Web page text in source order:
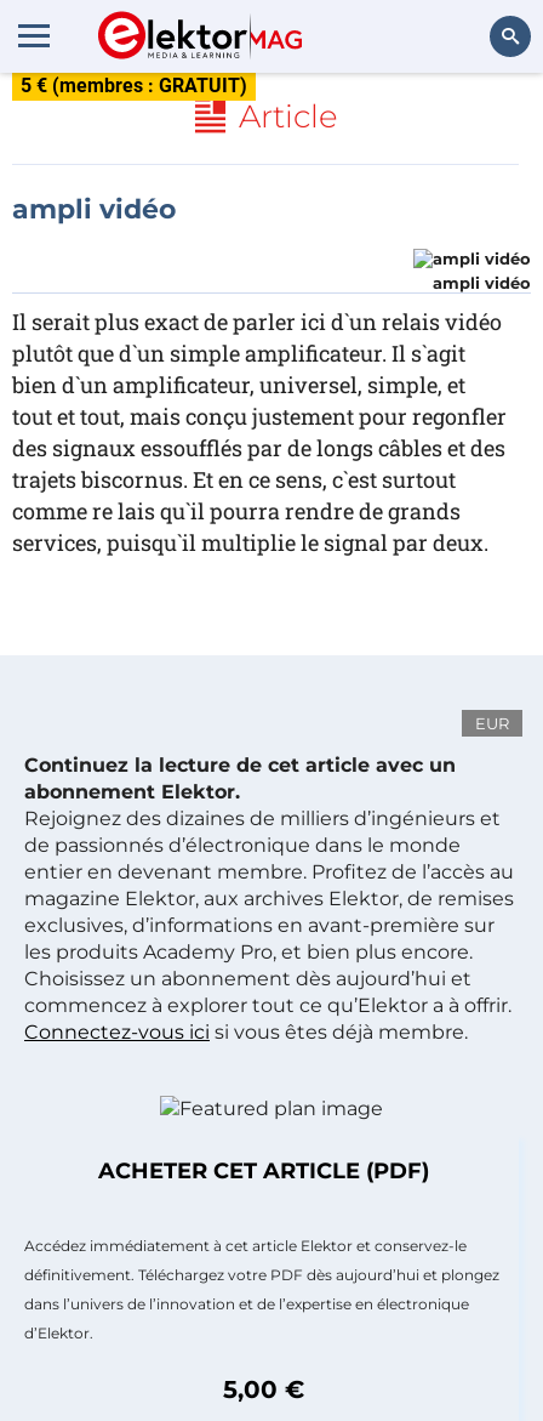
5 € (membres : GRATUIT)
Article
ampli vidéo
ampli vidéo
Il serait plus exact de parler ici d`un relais vidéo
plutôt que d`un simple amplificateur. Il s`agit
bien d`un amplificateur, universel, simple, et
tout et tout, mais conçu justement pour regonfler
des signaux essoufflés par de longs câbles et des
trajets biscornus. Et en ce sens, c`est surtout
comme re lais qu`il pourra rendre de grands
services, puisqu`il multiplie le signal par deux.
EUR
Continuez la lecture de cet article avec un
abonnement Elektor.
Rejoignez des dizaines de milliers d’ingénieurs et
de passionnés d’électronique dans le monde
entier en devenant membre. Profitez de l’accès au
magazine Elektor, aux archives Elektor, de remises
exclusives, d’informations en avant-première sur
les produits Academy Pro, et bien plus encore.
Choisissez un abonnement dès aujourd’hui et
commencez à explorer tout ce qu’Elektor a à offrir.
Connectez-vous ici si vous êtes déjà membre.
ACHETER CET ARTICLE (PDF)
Accédez immédiatement à cet article Elektor et conservez-le
définitivement. Téléchargez votre PDF dès aujourd’hui et plongez
dans l’univers de l’innovation et de l’expertise en électronique
d’Elektor.
5,00 €